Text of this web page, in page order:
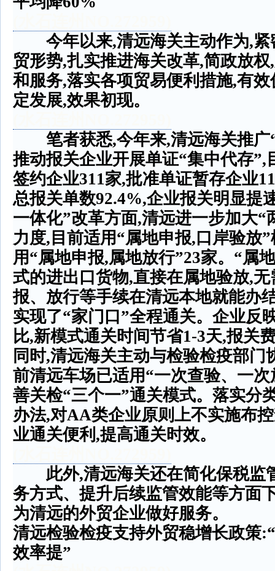
今年以来,清远海关主动作为,紧
贸形势,扎实推进海关改革,简政放权,
和服务,落实各项贸易便利措施,有效
定发展,效果初现。
笔者获悉,今年来,清远海关推广
推动报关企业开展单证“集中代存”,
签约企业311家,批准单证暂存企业11
总报关单数92.4%,企业报关明显提
一体化”改革方面,清远进一步加大“
力度, 目前适用 “属地申报, 口岸验放”
用 “属地申报,属地放行”23家。 “属
式的进出口货物,直接在属地验放,无
报、放行等手续在清远本地就能办
实现了“家门口 ”全程通关。企业反
比,新模式通关时间节省1-3天,报关
同时,清远海关主动与检验检疫部门
前清远车场已适用 “一次查验、一次
善关检“三个一”通关模式。落实分
办法,对AA类企业原则上不实施布
业通关便利 ,提高通关时效。
此外,清远海关还在简化保税监
务方式、提升后续监管效能等方面
为清远的外贸企业做好服务。
清远检验检疫支持外贸稳增长政策:“
效率提”